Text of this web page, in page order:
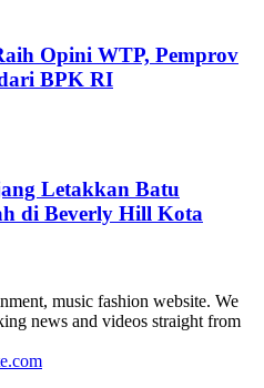
Opini WTP, Pemprov
BPK RI
Letakkan Batu
di Beverly Hill Kota
music fashion website. We
news and videos straight from